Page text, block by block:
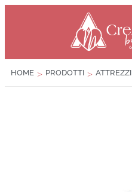
HOME > PRODOTTI >